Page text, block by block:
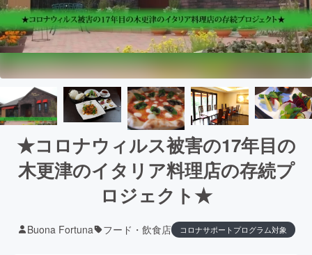
★コロナウィルス被害の17年目の
木更津のイタリア料理店の存続プ
ロジェクト★
Buona Fortuna フード・飲食店 コロナサポートプログラム対象